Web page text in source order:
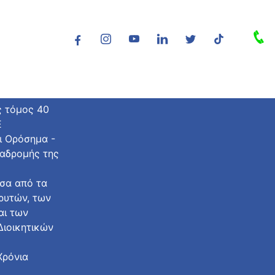
τόμος 40
Ορόσημα -
της
από τα
των
των